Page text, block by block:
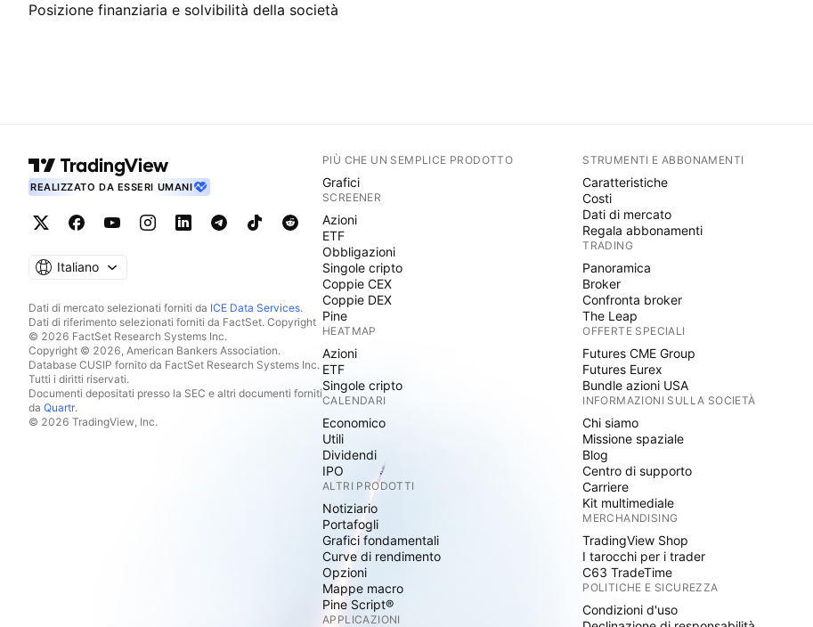
Posizione finanziaria e solvibilità della società
REALIZZATO DA ESSERI UMANI
Italiano
Dati di mercato selezionati forniti da ICE Data Services.
Dati di riferimento selezionati forniti da FactSet. Copyright
© 2026 FactSet Research Systems Inc.
Copyright © 2026, American Bankers Association.
Database CUSIP fornito da FactSet Research Systems Inc.
Tutti i diritti riservati.
Documenti depositati presso la SEC e altri documenti forniti
da Quartr.
© 2026 TradingView, Inc.
PIÙ CHE UN SEMPLICE PRODOTTO
Grafici
SCREENER
Azioni
ETF
Obbligazioni
Singole cripto
Coppie CEX
Coppie DEX
Pine
HEATMAP
Azioni
ETF
Singole cripto
CALENDARI
Economico
Utili
Dividendi
IPO
ALTRI PRODOTTI
Notiziario
Portafogli
Grafici fondamentali
Curve di rendimento
Opzioni
Mappe macro
Pine Script®
APPLICAZIONI
STRUMENTI E ABBONAMENTI
Caratteristiche
Costi
Dati di mercato
Regala abbonamenti
TRADING
Panoramica
Broker
Confronta broker
The Leap
OFFERTE SPECIALI
Futures CME Group
Futures Eurex
Bundle azioni USA
INFORMAZIONI SULLA SOCIETÀ
Chi siamo
Missione spaziale
Blog
Centro di supporto
Carriere
Kit multimediale
MERCHANDISING
TradingView Shop
I tarocchi per i trader
C63 TradeTime
POLITICHE E SICUREZZA
Condizioni d'uso